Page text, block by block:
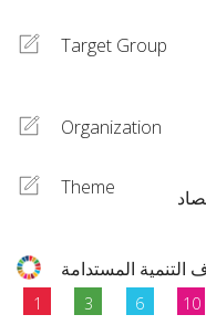
Target Group
Organization
Theme
التنمية المستدامة
1 3 6 10